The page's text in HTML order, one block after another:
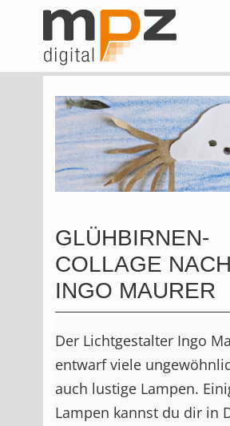
GLÜHBIRNEN-
COLLAGE NACH
INGO MAURER
Der Lichtgestalter Ingo
entwarf viele
auch lustige Lampen.
Lampen kannst du dir in